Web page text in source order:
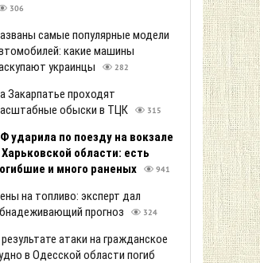
306
самые популярные модели
какие машины
украинцы
282
Закарпатье проходят
обыски в ТЦК
315
ударила по поезду на вокзале
Харьковской области: есть
и много раненых
941
на топливо: эксперт дал
прогноз
324
атаки на гражданское
в Одесской области погиб